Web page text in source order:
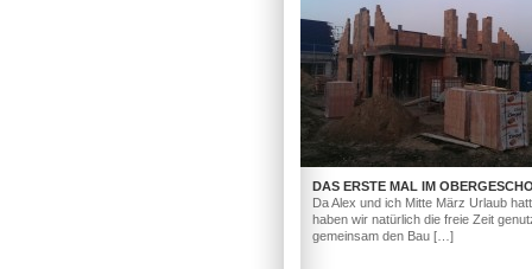
DAS ERSTE MAL IM
Da Alex und ich Mitte März Urlaub
haben wir natürlich die freie Zeit
gemeinsam den Bau […]